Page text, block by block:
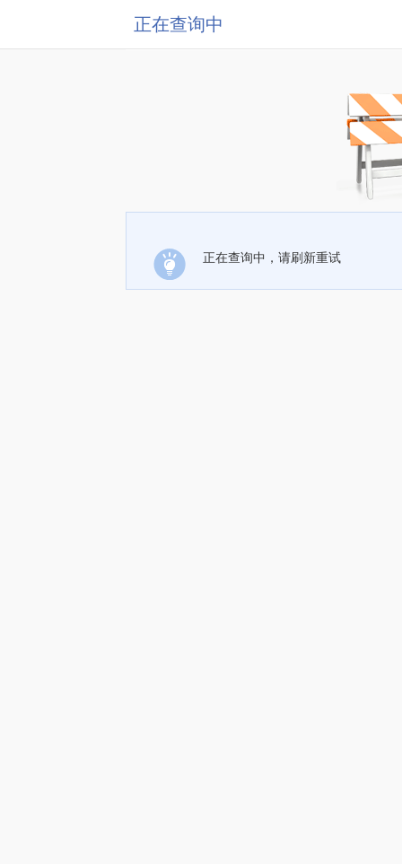
正在查询中
正在查询中，请刷新重试